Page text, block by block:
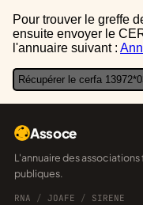
Pour trouver le greffe des associations auquel vous devrez
ensuite envoyer le
l'annuaire suivant :
Récupérer le cerfa
Assoce
L'annuaire des associations françaises, construit sur les données
publiques.
RNA / JOAFE / SIRENE